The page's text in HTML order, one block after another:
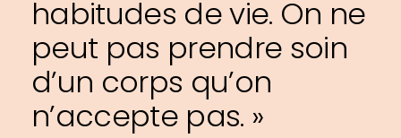
habitudes de vie. On ne
peut pas prendre soin
d’un corps qu’on
n’accepte pas. »